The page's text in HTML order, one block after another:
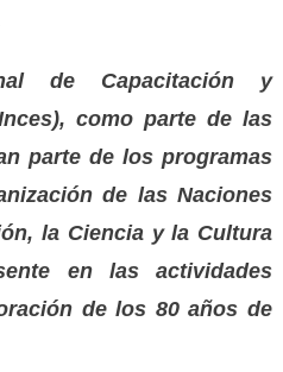
de Capacitación y
como parte de las
parte de los programas
de las Naciones
la Ciencia y la Cultura
en las actividades
de los 80 años de